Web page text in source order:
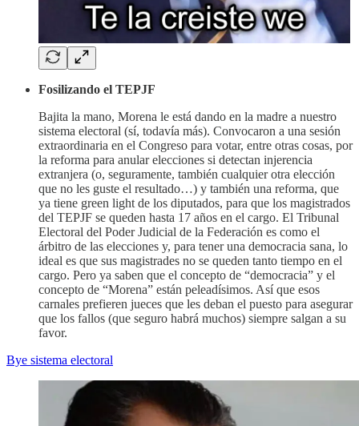
Fosilizando el TEPJF
Bajita la mano, Morena le está dando en la madre a nuestro
sistema electoral (sí, todavía más). Convocaron a una sesión
extraordinaria en el Congreso para votar, entre otras cosas, por
la reforma para anular elecciones si detectan injerencia
extranjera (o, seguramente, también cualquier otra elección
que no les guste el resultado…) y también una reforma, que
ya tiene green light de los diputados, para que los magistrados
del TEPJF se queden hasta 17 años en el cargo. El Tribunal
Electoral del Poder Judicial de la Federación es como el
árbitro de las elecciones y, para tener una democracia sana, lo
ideal es que sus magistrades no se queden tanto tiempo en el
cargo. Pero ya saben que el concepto de “democracia” y el
concepto de “Morena” están peleadísimos. Así que esos
carnales prefieren jueces que les deban el puesto para asegurar
que los fallos (que seguro habrá muchos) siempre salgan a su
favor.
Bye sistema electoral